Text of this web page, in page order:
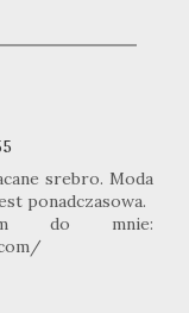
srebro. Moda
ponadczasowa.
do mnie: